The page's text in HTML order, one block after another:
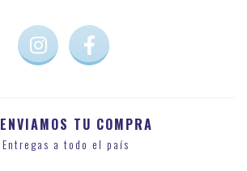
ENVIAMOS TU COMPRA
Entregas a todo el país